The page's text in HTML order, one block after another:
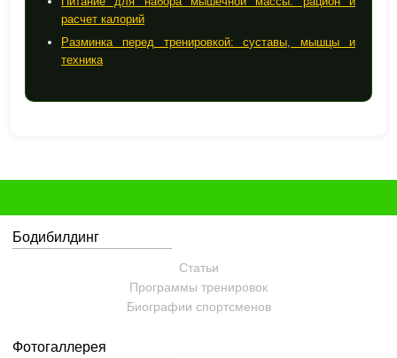
расчет калорий
Разминка перед тренировкой: суставы, мышцы и
техника
Бодибилдинг
Статьи
Программы тренировок
Биографии спортсменов
Фотогаллерея